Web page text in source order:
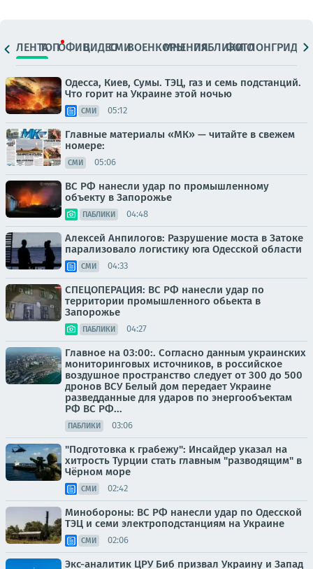
ЛЕНТАТОПОФИЦ.ВИДЕОСМИВОЕНКОРЫМНЕНИЯПАБЛИКИ
ФОТОЛОНГРИДЫ
Одесса, Киев, Сумы. ТЭЦ, газ и семь подстанций.
Что горит на Украине этой ночью
СМИ 05:12
Главные материалы «МК» — читайте в свежем
номере:
СМИ 05:06
ВС РФ нанесли удар по промышленному
объекту в Запорожье
ПАБЛИКИ 04:48
Алексей Анпилогов: Разрушение моста в Затоке
парализовало логистику юга Одесской области
СМИ 04:33
СПЕЦОПЕРАЦИЯ: ВС РФ нанесли удар по
территории промышленного обьекта в
Запорожье
ПАБЛИКИ 04:27
Главное на 03:00:. Согласно данным украинских
мониторинговых источников, в российское
воздушное пространство следует от 300 до 500
дронов ВСУ Белый дом передает Украине
разведданные для ударов по энергообъектам
РФ ВС РФ...
ПАБЛИКИ 03:06
"Подготовка к грабежу": Инсайдер указал на
хитрость Турции стать главным "разводящим" в
Чёрном море
СМИ 02:42
Минобороны: ВС РФ нанесли удар по Одесской
ТЭЦ и семи электроподстанциям на Украине
СМИ 02:06
Экс-аналитик ЦРУ Биб призвал Украину и Запад